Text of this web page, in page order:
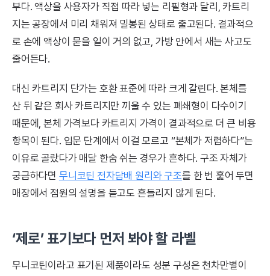
부다. 액상을 사용자가 직접 따라 넣는 리필형과 달리, 카트리
지는 공장에서 미리 채워져 밀봉된 상태로 출고된다. 결과적으
로 손에 액상이 묻을 일이 거의 없고, 가방 안에서 새는 사고도
줄어든다.
대신 카트리지 단가는 호환 표준에 따라 크게 갈린다. 본체를
산 뒤 같은 회사 카트리지만 끼울 수 있는 폐쇄형이 다수이기
때문에, 본체 가격보다 카트리지 가격이 결과적으로 더 큰 비용
항목이 된다. 입문 단계에서 이걸 모르고 “본체가 저렴하다”는
이유로 골랐다가 매달 한숨 쉬는 경우가 흔하다. 구조 자체가
궁금하다면 무니코틴 전자담배 원리와 구조를 한 번 훑어 두면
매장에서 점원의 설명을 듣고도 흔들리지 않게 된다.
‘제로’ 표기보다 먼저 봐야 할 라벨
무니코틴이라고 표기된 제품이라도 성분 구성은 천차만별이